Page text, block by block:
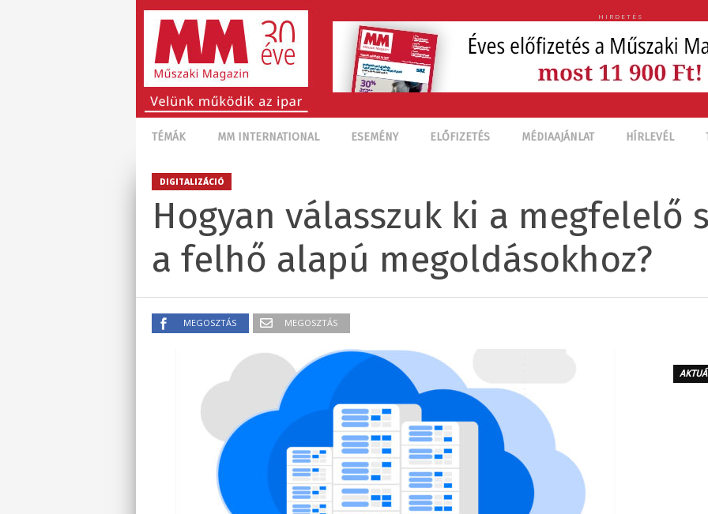
HIRDETÉS
TÉMÁK MM INTERNATIONAL ESEMÉNY ELŐFIZETÉS MÉDIAAJÁNLAT HÍRLEVÉL
DIGITALIZÁCIÓ
Hogyan válasszuk ki a megfelelő
a felhő alapú megoldásokhoz?
MEGOSZTÁS MEGOSZTÁS